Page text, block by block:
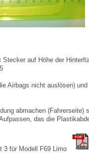
Stecker auf Höhe der
Airbags nicht auslösen)
abmachen
das die
3 für Modell F69 Limo